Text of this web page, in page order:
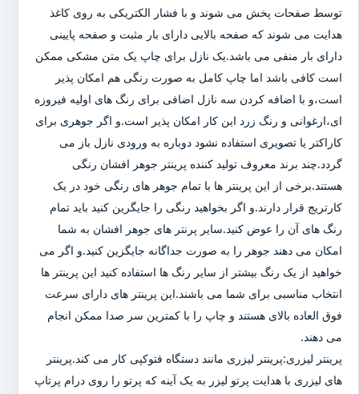
توسط صفحات پخش می شوند و با فشار الکتریکی به روی کاغذ
هدایت می شوند که صفحه بالایی دارای بار مثبت و صفحه پایینی
دارای بار منفی می باشد.یک نازل برای چاپ یک متن مشکی ممکن
است کافی باشد اما چاپ کامل به صورت رنگی هم امکان پذیر
است،و با اضافه کردن سه نازل اضافی برای رنگ های اولیه فیروزه
ای،ارغوانی و رنگ زرد این کار امکان پذیر است.و اگر جوهری برای
کاراکتر یا تصویری استفاده نشود دوباره به ورودی نازل باز می
گردد.چند برند معروف تولید کننده پرینتر جوهر افشان رنگی
هستند.برخی از این پرینتر ها با تمام جوهر های رنگی خود در یک
کارتریج قرار دارند.و اگر بخواهید رنگی را جایگرین کنید باید تمام
رنگ های آن را عوض کنید.سایر پرنتر های جوهر افشان به شما
امکان می دهند جوهر را به صورت جداگانه جایگزین کنید.و اگر می
خواهید از یک رنگ بیشتر از سایر رنگ ها استفاده کنید این پرینتر ها
انتخاب مناسبی برای شما می باشند.این پرینتر های دارای سرعت
فوق العاده بالای هستند و چاپ را با کمترین سر صدا ممکن انجام
می دهند.
پرینتر لیزری:پرینتر لیزری مانند دستگاه فتوکپی کار می کند.پرینتر
های لیزری با هدایت پرتو لیزر به یک آینه که پرتو را روی درام پرتاپ